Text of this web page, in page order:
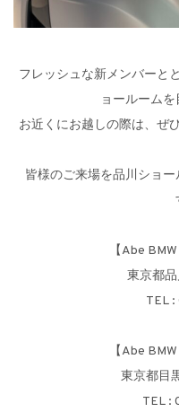
フレッシュな新メンバーと
ョールーム
お近くにお越しの際は、ぜ
皆様のご来場を品川ショ
【Abe
東京都
TEL :
【Abe
東京都目
TEL :